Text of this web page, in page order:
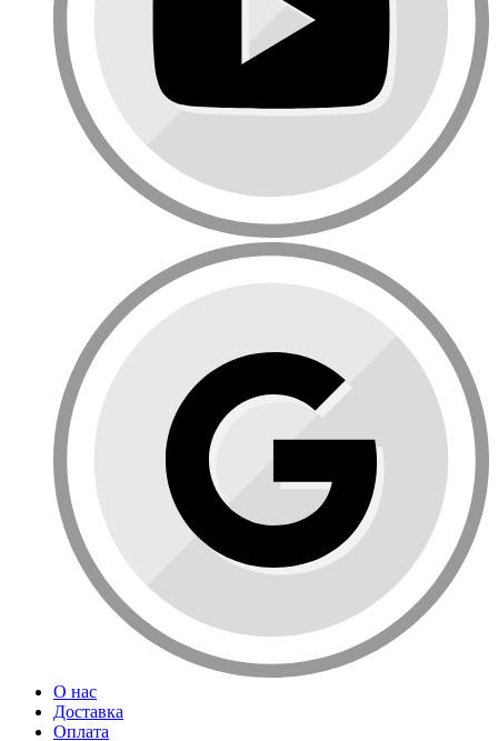
О нас
Доставка
Оплата